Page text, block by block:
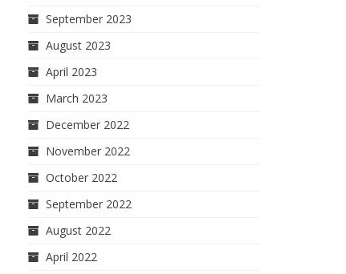
September 2023
August 2023
April 2023
March 2023
December 2022
November 2022
October 2022
September 2022
August 2022
April 2022